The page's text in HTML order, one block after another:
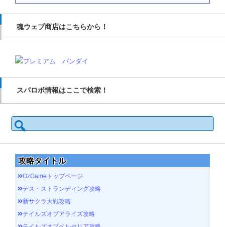
魂ウェブ商店はこちらから！
スパロボ情報はここで検索！
検
索:
攻略タイトル
OzGameトップページ
デス・ストランディング攻略
新サクラ大戦攻略
テイルズオブアライズ攻略